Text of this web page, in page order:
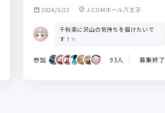
calendar_month 2026/5/23 location_on J:COMホール八王子
千秋楽に沢山の気持ちを届けたいで
す！✨
参加 93人 募集終了